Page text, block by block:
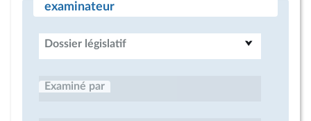
examinateur
Dossier législatif
Examiné par